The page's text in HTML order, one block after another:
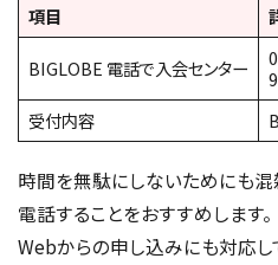
項目
BIGLOBE 電話で入会センター
受付内容
時間を無駄にしないためにも
電話することをおすすめします。
Webからの申し込みにも対応し